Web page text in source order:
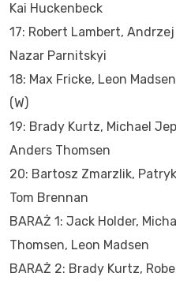
Kai Huckenbeck
17: Robert Lambert,
Nazar Parnitskyi
18: Max Fricke, Leon
(W)
19: Brady Kurtz, Michael
Anders Thomsen
20: Bartosz Zmarzlik,
Tom Brennan
BARAŻ 1: Jack Holder,
Thomsen, Leon Madsen
BARAŻ 2: Brady Kurtz,